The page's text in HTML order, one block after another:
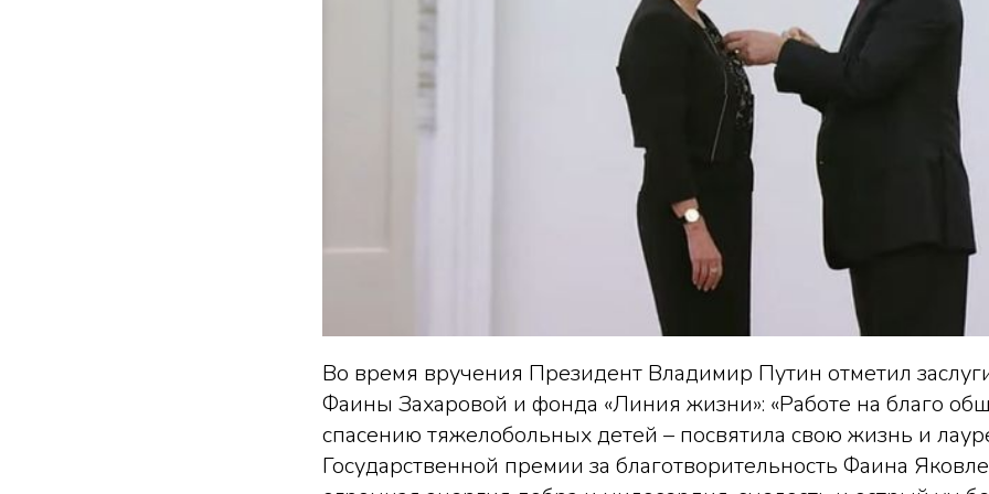
Во время вручения Президент Владимир Путин отметил
Фаины Захаровой и фонда «Линия жизни»: «Работе на благо
спасению тяжелобольных детей – посвятила свою жизнь и
Государственной премии за благотворительность Фаина